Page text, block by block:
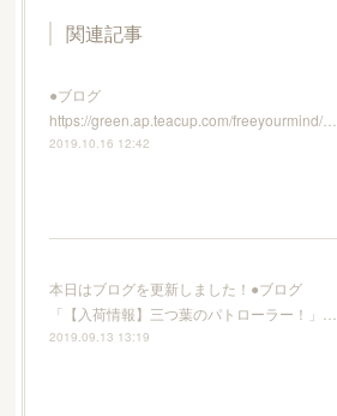
関連記事
●ブログ
https://green.ap.teacup.com/freeyourmind/…
2019.10.16 12:42
本日はブログを更新しました！●ブログ
「【入荷情報】三つ葉のパトローラー！」…
2019.09.13 13:19